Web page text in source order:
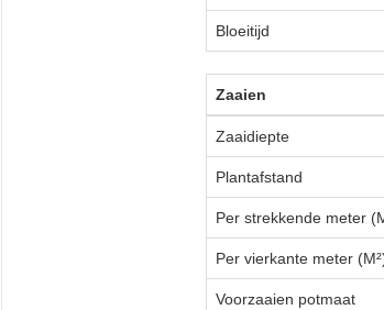
Bloeitijd
Zaaien
Zaaidiepte
Plantafstand
Per strekkende meter
Per vierkante meter
Voorzaaien potmaat